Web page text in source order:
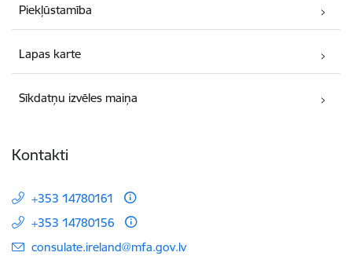
Piekļūstamība
Lapas karte
Sīkdatņu izvēles maiņa
Kontakti
+353 14780161
+353 14780156
E-pasts:
consulate.ireland@mfa.gov.lv